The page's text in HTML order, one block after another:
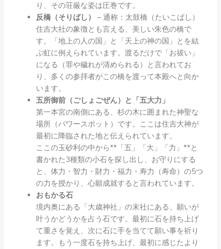
り、その荘厳な姿は圧巻です。
反橋（そりばし）
– 通称：太鼓橋（たいこばし）
住吉大社の象徴とも言える、美しい朱色の橋で
す。「地上の人の国」と「天上の神の国」とを結
ぶ虹に例えられています。渡るだけで「お祓い」
になる（罪や穢れが清められる）と言われてお
り、多くの参拝者がこの橋を渡って本殿へと向か
います。
五所御前（ごしょごぜん）と「五大力」
第一本宮の南側にある、杉の木に囲まれた神聖な
場所（パワースポット）です。ここは住吉大神が
最初に降臨された地と伝えられています。
ここの玉砂利の中から**「五」「大」「力」**と
書かれた3種類の小石を探し出し、お守りにする
と、体力・智力・財力・福力・寿力（寿命）の5つ
の力を授かり、心願成就すると言われています。
おもかる石
境内奥にある「大歳神社」の末社にある、願いが
叶うかどうかを占う石です。最初に石を持ち上げ
て重さを覚え、次に石に手を当てて願い事を祈り
ます。もう一度石を持ち上げ、最初に感じたより